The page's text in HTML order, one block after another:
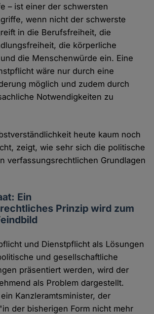
– ist einer der schwersten
wenn nicht der schwerste
in die Berufsfreiheit, die
die körperliche
die Menschenwürde ein. Eine
wäre nur durch eine
möglich und zudem durch
Notwendigkeiten zu
heute kaum noch
zeigt, wie sehr sich die politische
verfassungsrechtlichen Grundlagen
Ein
Prinzip wird zum
und Dienstpflicht als Lösungen
und gesellschaftliche
präsentiert werden, wird der
als Problem dargestellt.
Kanzleramtsminister, der
der bisherigen Form nicht mehr